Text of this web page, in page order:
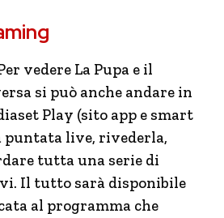
vedere La Pupa e il
si può anche andare in
Play (sito app e smart
puntata live, rivederla,
tutta una serie di
Il tutto sarà disponibile
al programma che